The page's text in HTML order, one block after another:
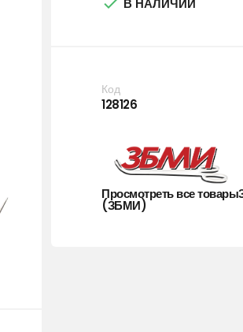
В НАЛИЧИИ
Код
128126
Просмотреть все
(ЗБМИ)